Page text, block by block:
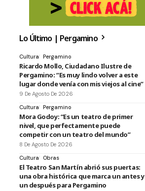
Lo Último | Pergamino
Cultura Pergamino
Ricardo Mollo, Ciudadano Ilustre de
Pergamino: “Es muy lindo volver a este
lugar donde venía con mis viejos al cine”
9 De Agosto De 2026
Cultura Pergamino
Mora Godoy: “Es un teatro de primer
nivel, que perfectamente puede
competir con un teatro del mundo”
8 De Agosto De 2026
Cultura Obras
El Teatro San Martín abrió sus puertas:
una obra histórica que marca un antes y
un después para Pergamino